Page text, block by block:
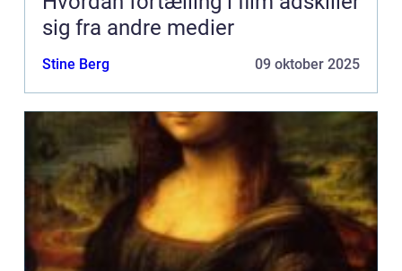
sig fra andre medier
Stine Berg 09 oktober 2025